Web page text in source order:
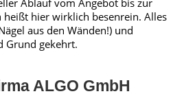
Ablauf vom Angebot bis zur
heißt hier wirklich besenrein. Alles
aus den Wänden!) und
Grund gekehrt.
ALGO GmbH